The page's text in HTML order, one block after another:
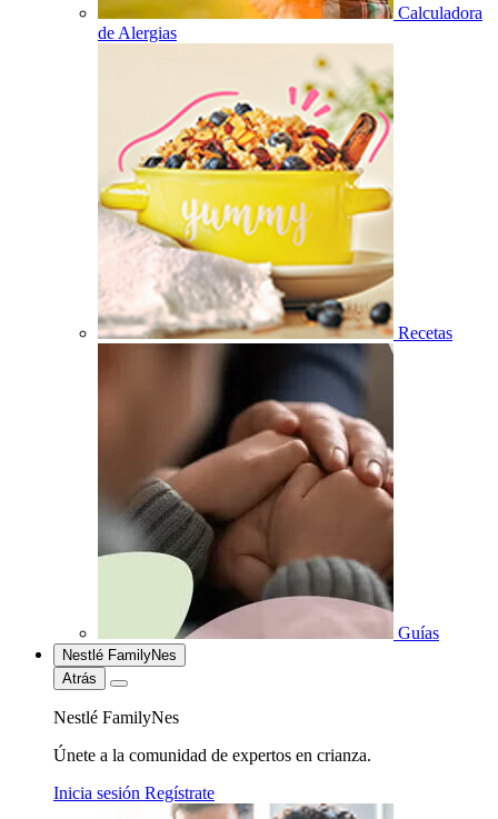
Calculadora
de Alergias
Recetas
Guías
Nestlé FamilyNes
Atrás
Nestlé FamilyNes
Únete a la comunidad de expertos en crianza.
Inicia sesión Regístrate